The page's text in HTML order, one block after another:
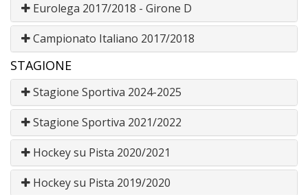
Eurolega 2017/2018 - Girone D
Campionato Italiano 2017/2018
STAGIONE
Stagione Sportiva 2024-2025
Stagione Sportiva 2021/2022
Hockey su Pista 2020/2021
Hockey su Pista 2019/2020